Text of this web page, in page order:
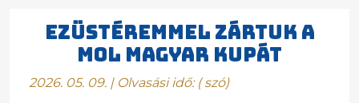
EZÜSTÉREMMEL ZÁRTUK A
MOL MAGYAR KUPÁT
2026. 05. 09. | Olvasási idő: (szó)